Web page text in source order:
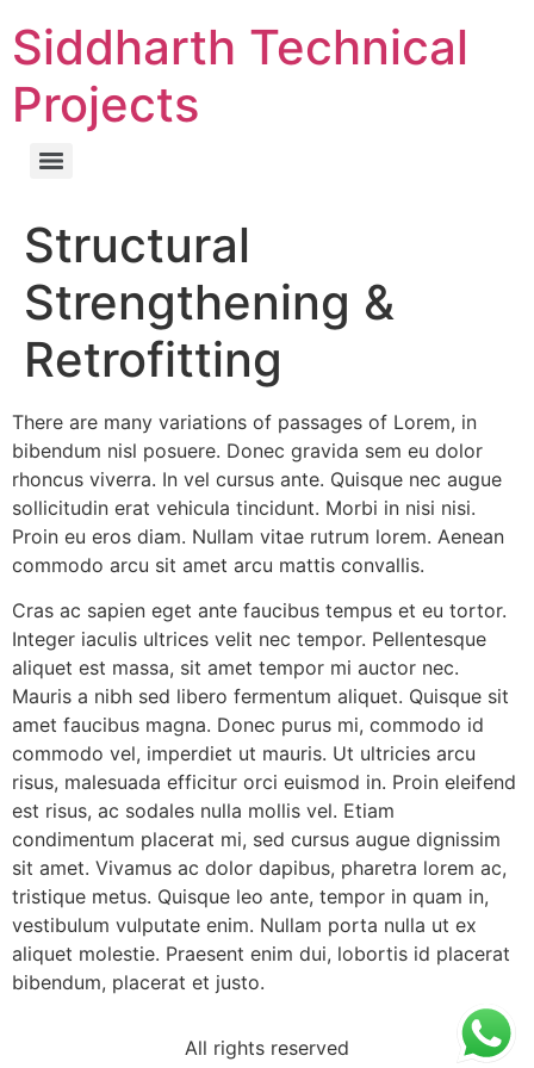
to
content
Siddharth Technical
Projects
Structural
Strengthening &
Retrofitting
There are many variations of passages of Lorem, in
bibendum nisl posuere. Donec gravida sem eu dolor
rhoncus viverra. In vel cursus ante. Quisque nec augue
sollicitudin erat vehicula tincidunt. Morbi in nisi nisi.
Proin eu eros diam. Nullam vitae rutrum lorem. Aenean
commodo arcu sit amet arcu mattis convallis.
Cras ac sapien eget ante faucibus tempus et eu tortor.
Integer iaculis ultrices velit nec tempor. Pellentesque
aliquet est massa, sit amet tempor mi auctor nec.
Mauris a nibh sed libero fermentum aliquet. Quisque sit
amet faucibus magna. Donec purus mi, commodo id
commodo vel, imperdiet ut mauris. Ut ultricies arcu
risus, malesuada efficitur orci euismod in. Proin eleifend
est risus, ac sodales nulla mollis vel. Etiam
condimentum placerat mi, sed cursus augue dignissim
sit amet. Vivamus ac dolor dapibus, pharetra lorem ac,
tristique metus. Quisque leo ante, tempor in quam in,
vestibulum vulputate enim. Nullam porta nulla ut ex
aliquet molestie. Praesent enim dui, lobortis id placerat
bibendum, placerat et justo.
All rights reserved